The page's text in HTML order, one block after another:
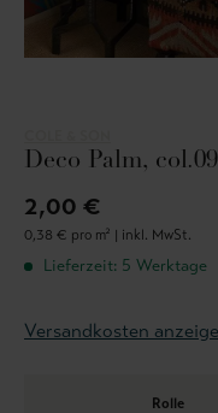
Deco Palm, col.09
2,00 €
0,38 € pro m² | inkl. MwSt.
Lieferzeit: 5 Werktage
Versandkosten
Rolle